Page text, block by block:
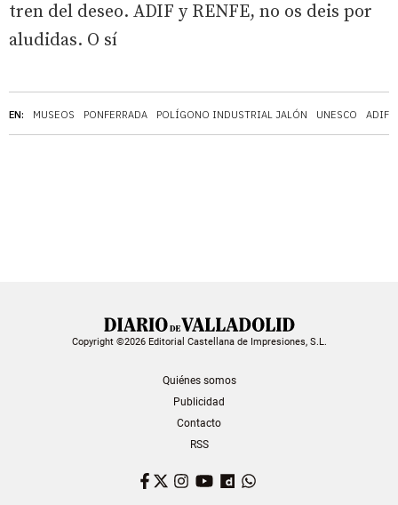
EN: MUSEOS PONFERRADA POLÍGONO INDUSTRIAL JALÓN UNESCO ADIF
tren del deseo. ADIF y RENFE, no os deis por
aludidas. O sí
Copyright ©2026 Editorial Castellana de Impresiones, S.L.
Quiénes somos
Publicidad
Contacto
RSS
Facebook
TwitterInstagram
YouTubeDailymotion